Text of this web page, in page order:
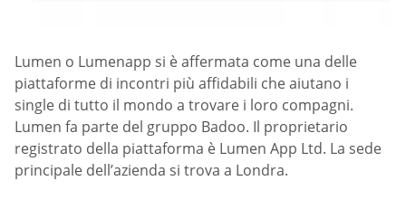
Lumen o Lumenapp si è affermata come una delle
piattaforme di incontri più affidabili che aiutano i
single di tutto il mondo a trovare i loro compagni.
Lumen fa parte del gruppo Badoo. Il proprietario
registrato della piattaforma è Lumen App Ltd. La sede
principale dell’azienda si trova a Londra.